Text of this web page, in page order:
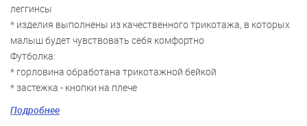
леггинсы
* изделия выполнены из качественного трикотажа, в которых
малыш будет чувствовать себя комфортно
Футболка:
* горловина обработана трикотажной бейкой
* застежка - кнопки на плече
* яркий принт
Подробнее